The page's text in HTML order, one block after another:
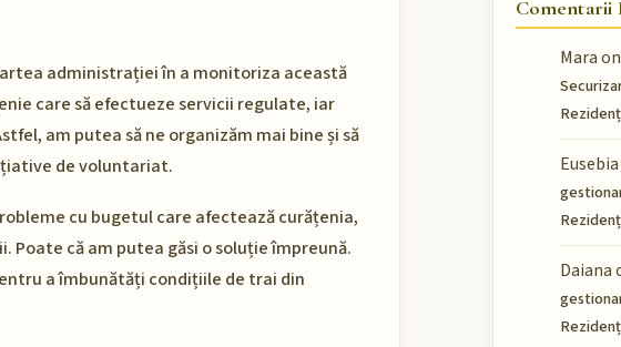
administrației în a monitoriza această
care să efectueze servicii regulate, iar
am putea să ne organizăm mai bine și să
de voluntariat.
cu bugetul care afectează curățenia,
că am putea găsi o soluție împreună.
a îmbunătăți condițiile de trai din
Comentarii
Maraon
Eusebia
Daiana